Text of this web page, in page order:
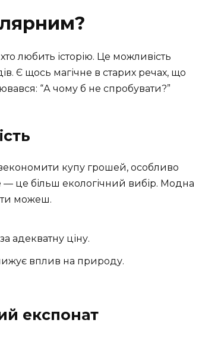
любить історію. Це можливість
Є щось магічне в старих речах, що
“А чому б не спробувати?”
купу грошей, особливо
це більш екологічний вибір. Модна
ти можеш.
адекватну ціну.
вплив на природу.
експонат